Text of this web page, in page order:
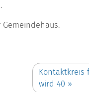
Kontaktkreis
wird 40 »